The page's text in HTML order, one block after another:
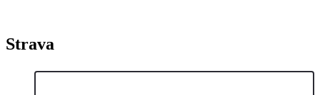
Strava